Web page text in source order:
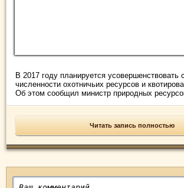
В 2017 году планируется усовершенствовать
численности охотничьих ресурсов и
Об этом сообщил министр природных
Читать запись полностью